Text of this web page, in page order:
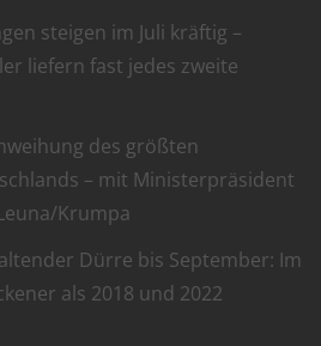
steigen im Juli kräftig –
liefern fast jedes zweite
des größten
– mit Ministerpräsident
Krumpa
Dürre bis September: Im
als 2018 und 2022